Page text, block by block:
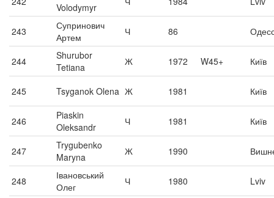
Volodymyr
243
Супринович
Артем
Ч 86
244
Shurubor
Tetiana
Ж 1972 W45+ Київ
245 Tsyganok Olena Ж 1981 Київ
246
Piaskin
Oleksandr
Ч 1981 Київ
247
Trygubenko
Maryna
Ж 1990
248
Івановський
Олег
Ч 1980 Lviv